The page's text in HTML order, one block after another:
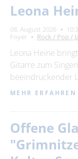
Leona
08. August 2026
Foyer
Rock / Pop /
Leona Heine
Gitarre zum
beeindruckender
MEHR ERFAHREN
Offene